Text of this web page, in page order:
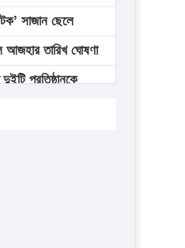
সাজান ছেলে
তারিখ ঘোষণা
প্রতিষ্ঠানকে